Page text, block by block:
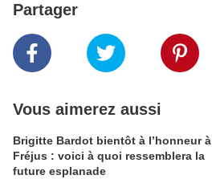
Partager
Vous aimerez aussi
Brigitte Bardot bientôt à l’honneur à
Fréjus : voici à quoi ressemblera la
future esplanade